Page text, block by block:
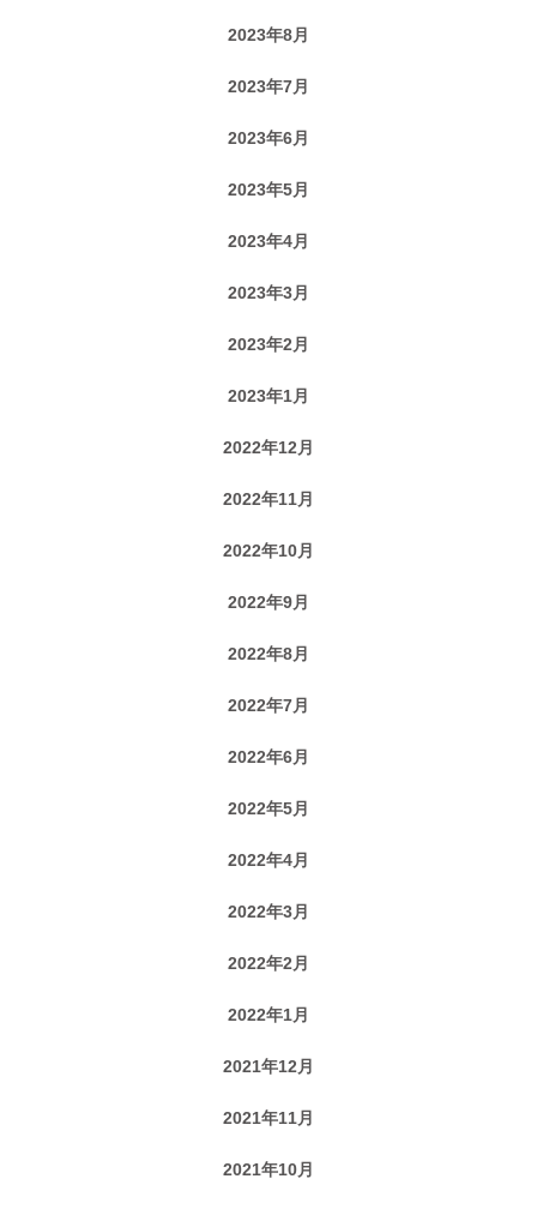
2023年8月
2023年7月
2023年6月
2023年5月
2023年4月
2023年3月
2023年2月
2023年1月
2022年12月
2022年11月
2022年10月
2022年9月
2022年8月
2022年7月
2022年6月
2022年5月
2022年4月
2022年3月
2022年2月
2022年1月
2021年12月
2021年11月
2021年10月